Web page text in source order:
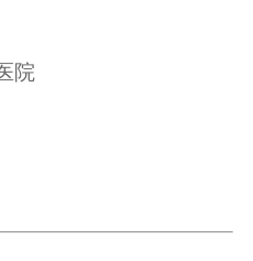
院